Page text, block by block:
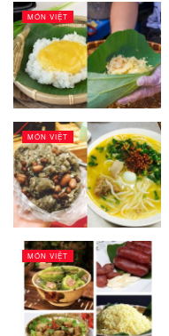
MÓN VIỆT
MÓN VIỆT
MÓN VIỆT